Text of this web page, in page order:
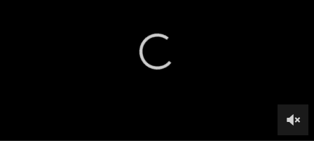
Le collectif propose une approche circulaire innovante du
processus de construction des bâtiments. Les briques et les
encore de la paille récupérés sur des chantiers. Ces procédés
ont permis au bureau d’obtenir ce prix qui récompense leur